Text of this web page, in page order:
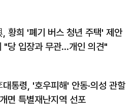
황희 '폐기 버스 청년 주택' 제안
"당 입장과 무관…개인 의견"
통령, '호우피해' 안동·의성 관할
면 특별재난지역 선포